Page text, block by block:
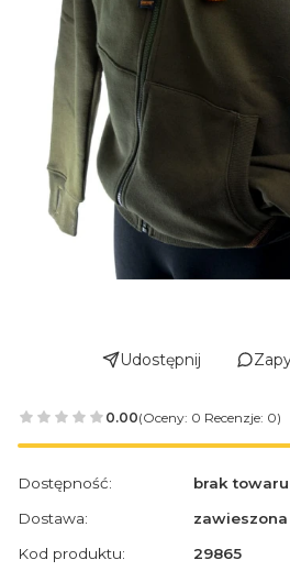
Udostępnij
0.00(Oceny: 0 Recenzje: 0)
Dostępność:
brak towaru
Dostawa:
zawieszona
Kod produktu:
29865